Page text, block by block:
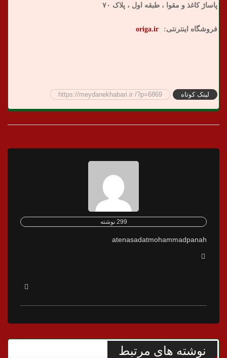
پاساژ کاغذ و مقوا ، طبقه اول ، پلاک ۷۰
فروشگاه اینترنتی: origa.ir
لینک کوتاه https://meydanekhabari.ir /?p=6869
299 نوشته
atenasadatmohammadpanah
نوشته های مرتبط